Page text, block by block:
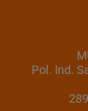
Pol. Ind.